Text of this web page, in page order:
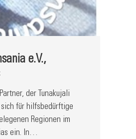
e.V.,
der Tunakujali
sich für hilfsbedürftige
Regionen im
ein. In…